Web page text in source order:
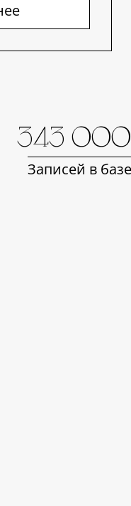
343
Записей в базе